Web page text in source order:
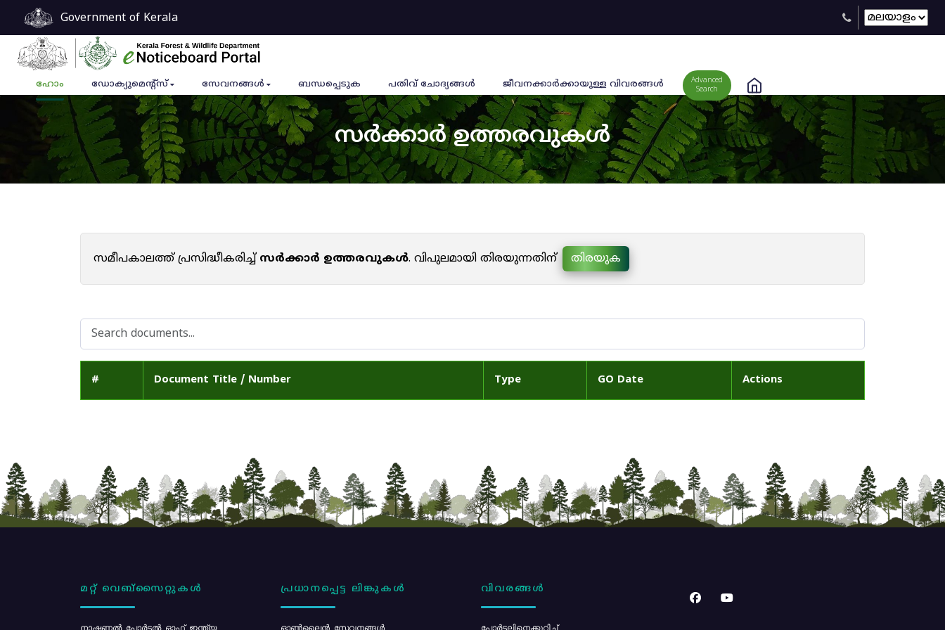
Government of Kerala
ഹോം ഡോക്യുമെൻ്റ്സ് സേവനങ്ങൾ ബന്ധപ്പെടുക പതിവ് ചോദ്യങ്ങൾ ജീവനക്കാര്‍ക്കായുള്ള വിവരങ്ങള്‍
Advanced
Search
സർക്കാർ ഉത്തരവുകൾ
സമീപകാലത്ത് പ്രസിദ്ധീകരിച്ച്സർക്കാർ ഉത്തരവുകൾ. വിപുലമായി തിരയുന്നതിന് തിരയുക
# Document Title / Number Type GO Date Actions
മറ്റ് വെബ്സൈറ്റുകൾ
നാഷണൽ പോർട്ടൽ ഓഫ് ഇന്ത്യ
പ്രധാനപ്പെട്ട ലിങ്കുകൾ
ഓൺലൈൻ സേവനങ്ങൾ
വിവരങ്ങൾ
പോര്‍ട്ടലിനെക്കുറിച്ച്